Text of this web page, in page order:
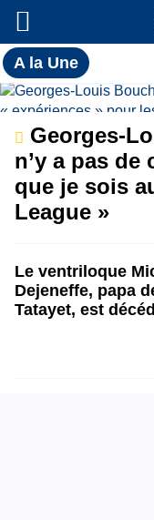
A la Une
du
A
la
Une
Georges-
n’y a pas de
que je sois
League »
Le ventriloque
Dejeneffe, papa
Tatayet, est